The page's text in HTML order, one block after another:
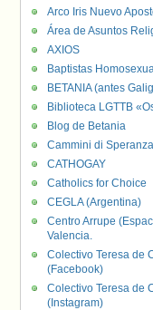
Arco Iris Nuevo
Área de Asuntos
AXIOS
Baptistas
BETANIA (antes
Biblioteca LGTTB
Blog de Betania
Cammini di
CATHOGAY
Catholics for Choice
CEGLA (Argentina)
Centro Arrupe
Valencia.
Colectivo Teresa de
(Facebook)
Colectivo Teresa de
(Instagram)